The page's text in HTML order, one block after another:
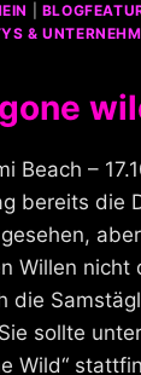
&
Beach –
bereits die
Willen nicht
die
sollte
Wild“